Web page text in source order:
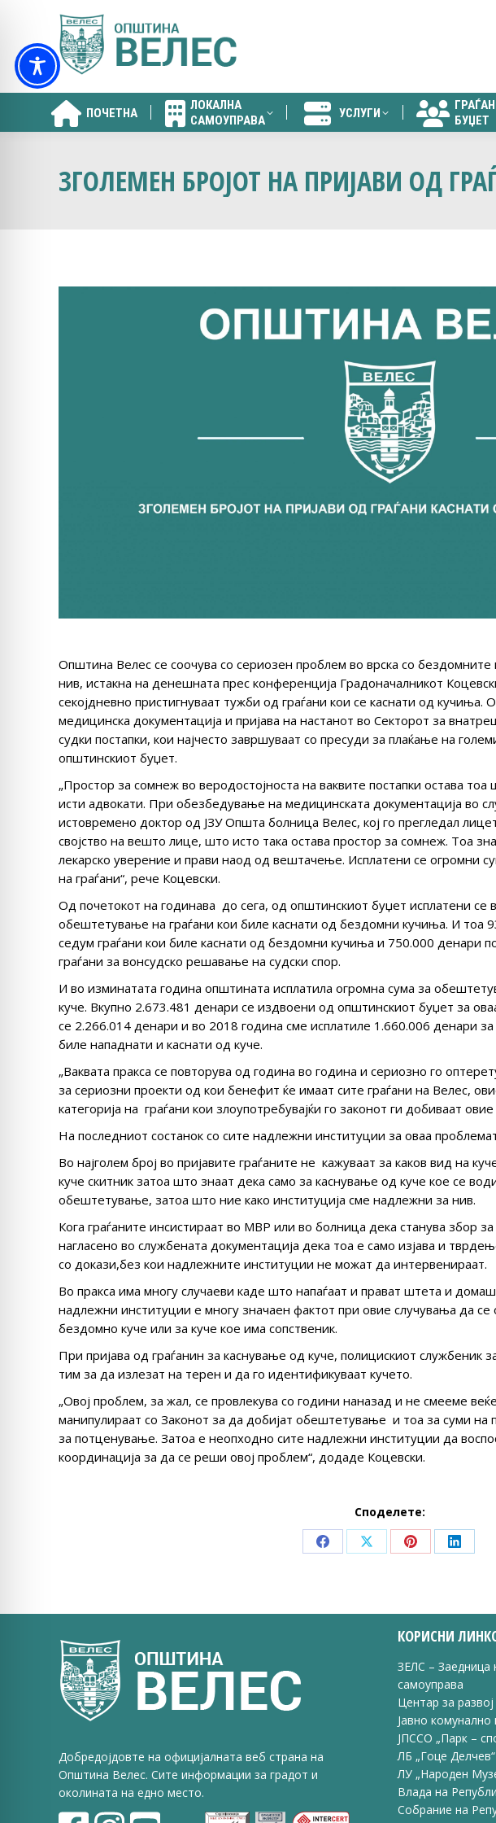
ПОЧЕТНА
ЛОКАЛНА
САМОУПРАВА
УСЛУГИ
БУЏЕТ
ЗГОЛЕМЕН БРОЈОТ НА ПРИЈАВИ ОД
Општина Велес се соочува со сериозен проблем во врска со бездомните
нив, истакна на денешната прес конференција Градоначалникот
секојдневно пристигнуваат тужби од граѓани кои се каснати од кучиња.
медицинска документација и пријава на настанот во Секторот за
судки постапки, кои најчесто завршуваат со пресуди за плаќање на
општинскиот буџет.
„Простор за сомнеж во веродостојноста на ваквите постапки остава
исти адвокати. При обезбедување на медицинската документација во
истовремено доктор од ЈЗУ Општа болница Велес, кој го прегледал
својство на вешто лице, што исто така остава простор за сомнеж. Тоа
лекарско уверение и прави наод од вештачење. Исплатени се огромни
на граѓани“, рече Коцевски.
Од почетокот на годинава до сега, од општинскиот буџет исплатени се
обештетување на граѓани кои биле каснати од бездомни кучиња. И тоа
седум граѓани кои биле каснати од бездомни кучиња и 750.000 денари
граѓани за вонсудско решавање на судски спор.
И во изминатата година општината исплатила огромна сума за
куче. Вкупно 2.673.481 денари се издвоени од општинскиот буџет за
се 2.266.014 денари и во 2018 година сме исплатиле 1.660.006 денари
биле нападнати и каснати од куче.
„Ваквата пракса се повторува од година во година и сериозно го
за сериозни проекти од кои бенефит ќе имаат сите граѓани на Велес,
категорија на граѓани кои злоупотребувајќи го законот ги добиваат
На последниот состанок со сите надлежни институции за оваа
Во најголем број во пријавите граѓаните не кажуваат за каков вид на
куче скитник затоа што знаат дека само за каснување од куче кое се
обештетување, затоа што ние како институција сме надлежни за нив.
Кога граѓаните инсистираат во МВР или во болница дека станува збор
нагласено во службената документација дека тоа е само изјава и
со докази,без кои надлежните институции не можат да интервенираат.
Во пракса има многу случаеви каде што напаѓаат и прават штета и
надлежни институции е многу значаен фактот при овие случувања да
бездомно куче или за куче кое има сопственик.
При пријава од граѓанин за каснување од куче, полицискиот службеник
тим за да излезат на терен и да го идентификуваат кучето.
„Овој проблем, за жал, се провлекува со години наназад и не смееме
манипулираат со Законот за да добијат обештетување и тоа за суми на
за потценување. Затоа е неопходно сите надлежни институции да
координација за да се реши овој проблем“, додаде Коцевски.
Споделете:
Share Share Share Share
Добредојдовте на официјалната веб страна на
Општина Велес. Сите информации за градот и
околината на едно место.
КОРИСНИ
ЗЕЛС – Заедница
самоуправа
Центар за
Јавно комунално
ЈПССО „Парк –
ЛБ „Гоце Делчев“
ЛУ „Народен
Влада на
Собрание на
ПОЧЕТНА